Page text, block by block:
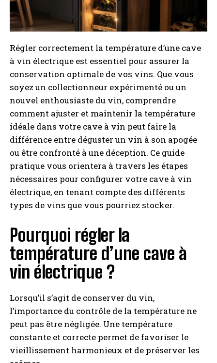
Régler correctement la température d’une cave
à vin électrique est essentiel pour assurer la
conservation optimale de vos vins. Que vous
soyez un collectionneur expérimenté ou un
nouvel enthousiaste du vin, comprendre
comment ajuster et maintenir la température
idéale dans votre cave à vin peut faire la
différence entre déguster un vin à son apogée
ou être confronté à une déception. Ce guide
pratique vous orientera à travers les étapes
nécessaires pour configurer votre cave à vin
électrique, en tenant compte des différents
types de vins que vous pourriez stocker.
Pourquoi régler la
température d’une cave à
vin électrique ?
Lorsqu’il s’agit de conserver du vin,
l’importance du contrôle de la température ne
peut pas être négligée. Une température
constante et correcte permet de favoriser le
vieillissement harmonieux et de préserver les